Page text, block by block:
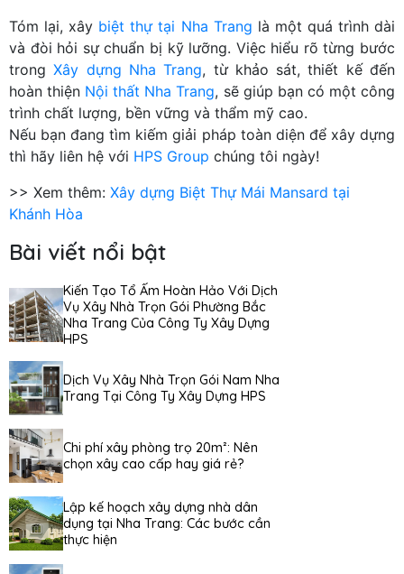
Tóm lại, xây biệt thự tại Nha Trang là một quá trình dài
và đòi hỏi sự chuẩn bị kỹ lưỡng. Việc hiểu rõ từng bước
trongXây dựng Nha Trang, từ khảo sát, thiết kế đến
hoàn thiện Nội thất Nha Trang, sẽ giúp bạn có một công
trình chất lượng, bền vững và thẩm mỹ cao.
Nếu bạn đang tìm kiếm giải pháp toàn diện để xây dựng
thì hãy liên hệ với HPS Group chúng tôi ngày!
>> Xem thêm: Xây dựng Biệt Thự Mái Mansard tại
Khánh Hòa
Bài viết nổi bật
Kiến Tạo Tổ Ấm Hoàn Hảo Với Dịch
Vụ Xây Nhà Trọn Gói Phường Bắc
Nha Trang Của Công Ty Xây Dựng
HPS
Dịch Vụ Xây Nhà Trọn Gói Nam Nha
Trang Tại Công Ty Xây Dựng HPS
Chi phí xây phòng trọ 20m²: Nên
chọn xây cao cấp hay giá rẻ?
Lập kế hoạch xây dựng nhà dân
dụng tại Nha Trang: Các bước cần
thực hiện